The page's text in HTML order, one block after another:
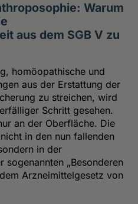
Warum
aus dem SGB V zu
homöopathische und
aus der Erstattung der
zu streichen, wird
Schritt gesehen.
an der Oberfläche. Die
in den nun fallenden
in der
sogenannten „Besonderen
Arzneimittelgesetz von